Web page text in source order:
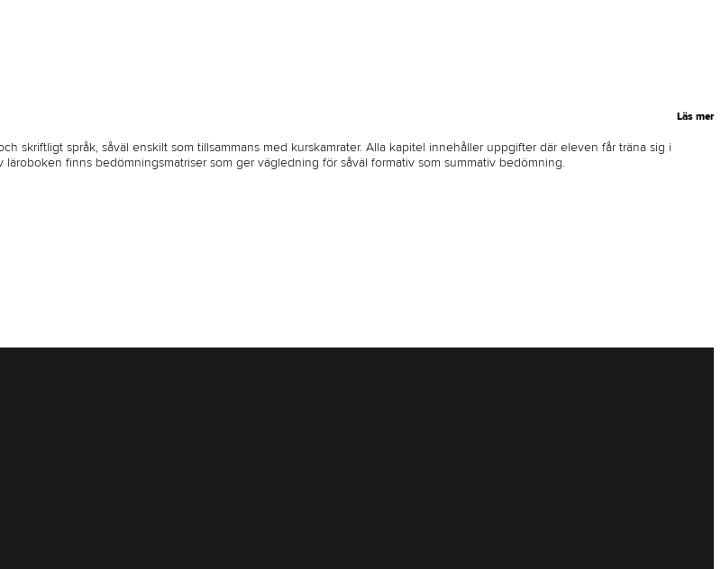
Läs mer
skriftligt språk, såväl enskilt som tillsammans med kurskamrater. Alla kapitel innehåller uppgifter där eleven får träna sig i
finns bedömningsmatriser som ger vägledning för såväl formativ som summativ bedömning.